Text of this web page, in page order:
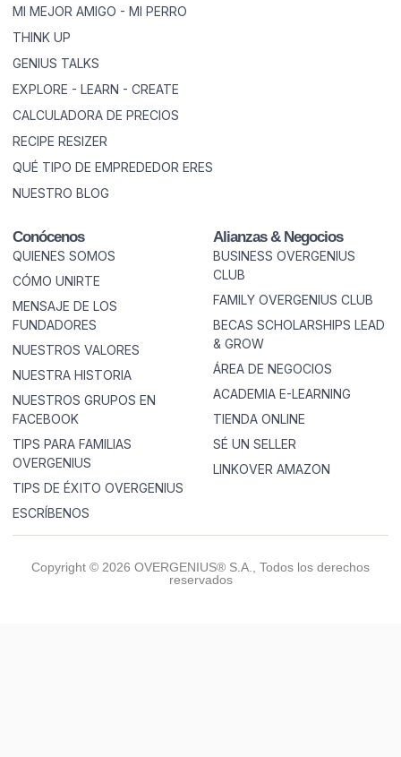
MI MEJOR AMIGO - MI PERRO
THINK UP
GENIUS TALKS
EXPLORE - LEARN - CREATE
CALCULADORA DE PRECIOS
RECIPE RESIZER
QUÉ TIPO DE EMPREDEDOR ERES
NUESTRO BLOG
Conócenos
QUIENES SOMOS
CÓMO UNIRTE
MENSAJE DE LOS
FUNDADORES
NUESTROS VALORES
NUESTRA HISTORIA
NUESTROS GRUPOS EN
FACEBOOK
TIPS PARA FAMILIAS
OVERGENIUS
TIPS DE ÉXITO OVERGENIUS
ESCRÍBENOS
Alianzas & Negocios
BUSINESS OVERGENIUS
CLUB
FAMILY OVERGENIUS CLUB
BECAS SCHOLARSHIPS LEAD
& GROW
ÁREA DE NEGOCIOS
ACADEMIA E-LEARNING
TIENDA ONLINE
SÉ UN SELLER
LINKOVER AMAZON
Copyright © 2026 OVERGENIUS® S.A., Todos los derechos
reservados